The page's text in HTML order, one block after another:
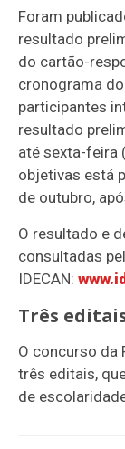
Foram
resultado
do cartão-
cronograma
participantes
resultado
até sexta-feira
objetivas está
de outubro,
O resultado e
consultadas
IDECAN:
Três
O concurso da
três editais,
de